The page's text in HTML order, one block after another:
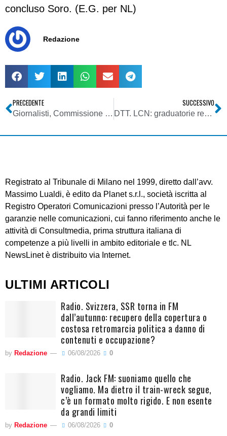
concluso Soro. (E.G. per NL)
Redazione
PRECEDENTE
Giornalisti, Commissione parlamentare antimafia: proposta di legge per introduzione del segreto professionale anche per i pubblicisti
SUCCESSIVO
DTT. LCN: graduatorie regionali per le emittenti locali. Diffusioni interconnesse per le assegnazioni pluriregionali
Registrato al Tribunale di Milano nel 1999, diretto dall’avv.
Massimo Lualdi, è edito da Planet s.r.l., società iscritta al
Registro Operatori Comunicazioni presso l’Autorità per le
garanzie nelle comunicazioni, cui fanno riferimento anche le
attività di Consultmedia, prima struttura italiana di
competenze a più livelli in ambito editoriale e tlc. NL
NewsLinet è distribuito via Internet.
ULTIMI ARTICOLI
Radio. Svizzera, SSR torna in FM
dall’autunno: recupero della copertura o
costosa retromarcia politica a danno di
contenuti e occupazione?
by Redazione 06/08/2026 0
Radio. Jack FM: suoniamo quello che
vogliamo. Ma dietro il train-wreck segue,
c’è un formato molto rigido. E non esente
da grandi limiti
by Redazione 06/08/2026 0